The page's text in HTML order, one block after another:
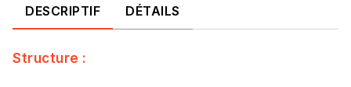
DESCRIPTIF DÉTAILS
Structure :